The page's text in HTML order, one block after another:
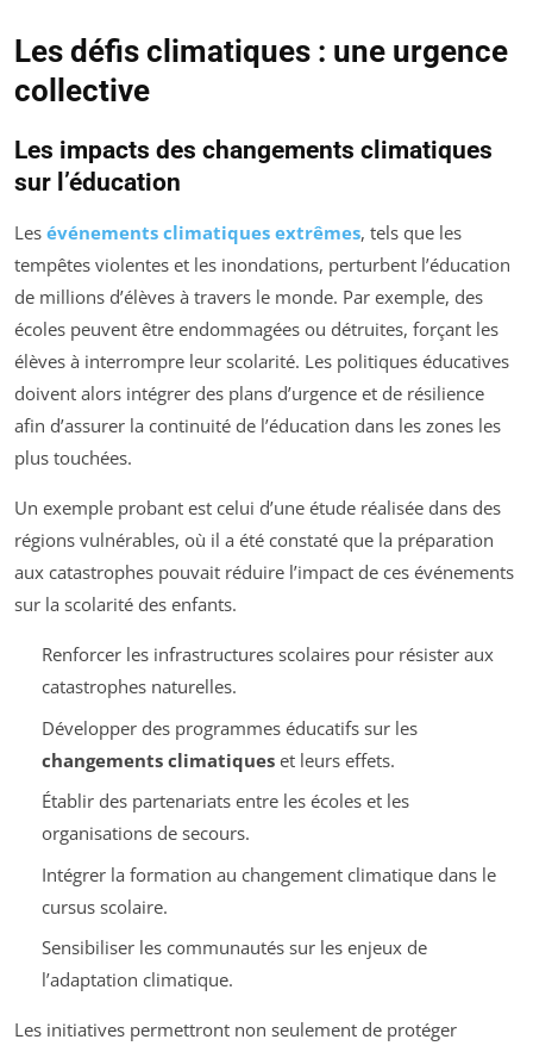
Les défis climatiques : une urgence
collective
Les impacts des changements climatiques
sur l’éducation
Les événements climatiques extrêmes, tels que les
tempêtes violentes et les inondations, perturbent l’éducation
de millions d’élèves à travers le monde. Par exemple, des
écoles peuvent être endommagées ou détruites, forçant les
élèves à interrompre leur scolarité. Les politiques éducatives
doivent alors intégrer des plans d’urgence et de résilience
afin d’assurer la continuité de l’éducation dans les zones les
plus touchées.
Un exemple probant est celui d’une étude réalisée dans des
régions vulnérables, où il a été constaté que la préparation
aux catastrophes pouvait réduire l’impact de ces événements
sur la scolarité des enfants.
Renforcer les infrastructures scolaires pour résister aux
catastrophes naturelles.
Développer des programmes éducatifs sur les
changements climatiqueset leurs effets.
Établir des partenariats entre les écoles et les
organisations de secours.
Intégrer la formation au changement climatique dans le
cursus scolaire.
Sensibiliser les communautés sur les enjeux de
l’adaptation climatique.
Les initiatives permettront non seulement de protéger